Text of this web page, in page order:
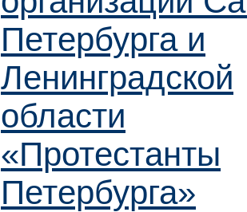
Петербурга и
Ленинградской
области
«Протестанты
Петербурга»